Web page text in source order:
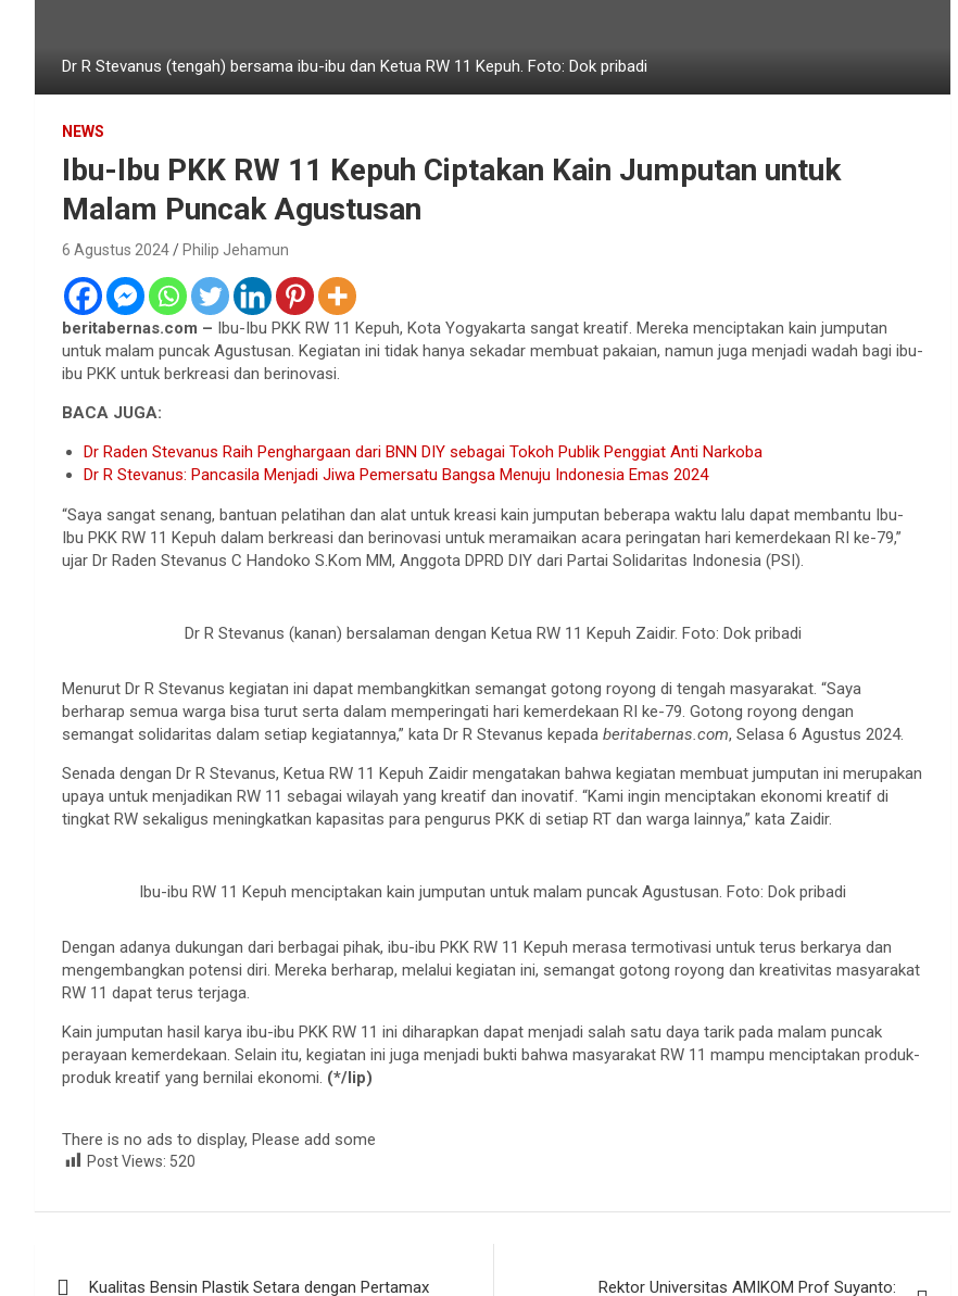
Dr R Stevanus (tengah) bersama ibu-ibu dan Ketua RW 11 Kepuh. Foto: Dok pribadi
NEWS
Ibu-Ibu PKK RW 11 Kepuh Ciptakan Kain Jumputan untuk
Malam Puncak Agustusan
6 Agustus 2024 Philip Jehamun
beritabernas.com – Ibu-Ibu PKK RW 11 Kepuh, Kota Yogyakarta sangat kreatif. Mereka menciptakan kain jumputan
untuk malam puncak Agustusan. Kegiatan ini tidak hanya sekadar membuat pakaian, namun juga menjadi wadah bagi ibu-
ibu PKK untuk berkreasi dan berinovasi.
BACA JUGA:
Dr Raden Stevanus Raih Penghargaan dari BNN DIY sebagai Tokoh Publik Penggiat Anti Narkoba
Dr R Stevanus: Pancasila Menjadi Jiwa Pemersatu Bangsa Menuju Indonesia Emas 2024
“Saya sangat senang, bantuan pelatihan dan alat untuk kreasi kain jumputan beberapa waktu lalu dapat membantu Ibu-
Ibu PKK RW 11 Kepuh dalam berkreasi dan berinovasi untuk meramaikan acara peringatan hari kemerdekaan RI ke-79,”
ujar Dr Raden Stevanus C Handoko S.Kom MM, Anggota DPRD DIY dari Partai Solidaritas Indonesia (PSI).
Dr R Stevanus (kanan) bersalaman dengan Ketua RW 11 Kepuh Zaidir. Foto: Dok pribadi
Menurut Dr R Stevanus kegiatan ini dapat membangkitkan semangat gotong royong di tengah masyarakat. “Saya
berharap semua warga bisa turut serta dalam memperingati hari kemerdekaan RI ke-79. Gotong royong dengan
semangat solidaritas dalam setiap kegiatannya,” kata Dr R Stevanus kepada beritabernas.com, Selasa 6 Agustus 2024.
Senada dengan Dr R Stevanus, Ketua RW 11 Kepuh Zaidir mengatakan bahwa kegiatan membuat jumputan ini merupakan
upaya untuk menjadikan RW 11 sebagai wilayah yang kreatif dan inovatif. “Kami ingin menciptakan ekonomi kreatif di
tingkat RW sekaligus meningkatkan kapasitas para pengurus PKK di setiap RT dan warga lainnya,” kata Zaidir.
Ibu-ibu RW 11 Kepuh menciptakan kain jumputan untuk malam puncak Agustusan. Foto: Dok pribadi
Dengan adanya dukungan dari berbagai pihak, ibu-ibu PKK RW 11 Kepuh merasa termotivasi untuk terus berkarya dan
mengembangkan potensi diri. Mereka berharap, melalui kegiatan ini, semangat gotong royong dan kreativitas masyarakat
RW 11 dapat terus terjaga.
Kain jumputan hasil karya ibu-ibu PKK RW 11 ini diharapkan dapat menjadi salah satu daya tarik pada malam puncak
perayaan kemerdekaan. Selain itu, kegiatan ini juga menjadi bukti bahwa masyarakat RW 11 mampu menciptakan produk-
produk kreatif yang bernilai ekonomi. (*/lip)
There is no ads to display, Please add some
Post Views: 520
Kualitas Bensin Plastik Setara dengan Pertamax
Rektor Universitas AMIKOM Prof Suyanto: